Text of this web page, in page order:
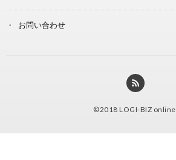
お問い合わせ
©2018 LOGI-BIZ online